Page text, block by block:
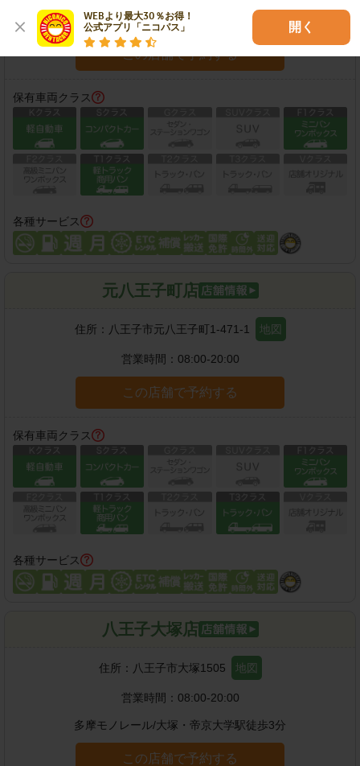
WEBより最大30％お得！
公式アプリ「ニコパス」
開く
営業時間：08:00-20:00
この店舗で予約する
保有車両クラス
各種サービス
元八王子町店
住所： 八王子市元八王子町1-471-1 地図
営業時間： 08:00-20:00
この店舗で予約する
保有車両クラス
各種サービス
八王子大塚店
住所： 八王子市大塚1505 地図
営業時間： 08:00-20:00
多摩モノレール/大塚・帝京大学駅徒歩3分
この店舗で予約する